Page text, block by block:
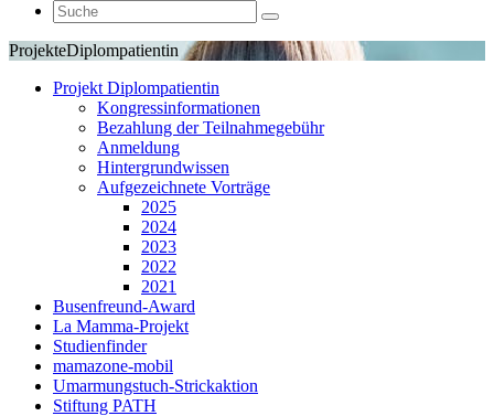
ProjekteDiplompatientin
Projekt Diplompatientin
Kongressinformationen
Bezahlung der Teilnahmegebühr
Anmeldung
Hintergrundwissen
Aufgezeichnete Vorträge
2025
2024
2023
2022
2021
Busenfreund-Award
La Mamma-Projekt
Studienfinder
mamazone-mobil
Umarmungstuch-Strickaktion
Stiftung PATH